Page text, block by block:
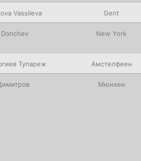
Vassileva Gent
Donchev New York
Тупареж Амстелфеен
Мюнхен